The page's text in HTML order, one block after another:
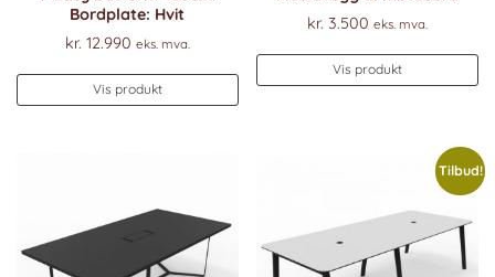
Bordplate: Hvit
kr. 12.990 eks. mva.
Vis produkt
Dette
produktet
velges
kr. 3.500 eks. mva.
Vis produkt
Tilbud!